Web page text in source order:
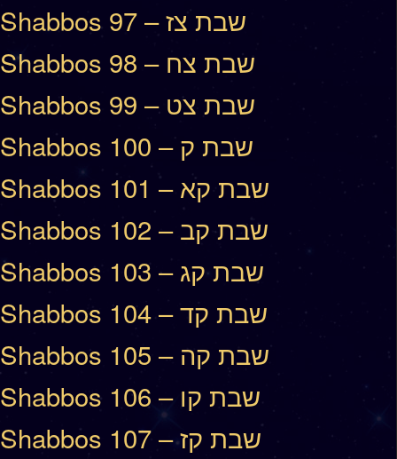
Shabbos 97 – שבת צז
Shabbos 98 – שבת צח
Shabbos 99 – שבת צט
Shabbos 100 – שבת ק
Shabbos 101 – שבת קא
Shabbos 102 – שבת קב
Shabbos 103 – שבת קג
Shabbos 104 – שבת קד
Shabbos 105 – שבת קה
Shabbos 106 – שבת קו
Shabbos 107 – שבת קז